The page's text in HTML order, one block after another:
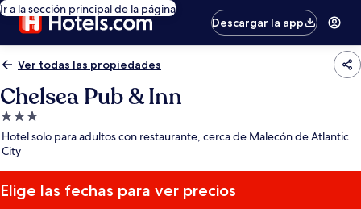
Ir a la sección principal de la página
Descargar la app
Ver todas las propiedades
Chelsea Pub & Inn
Propiedad
de
3.0
estrellas
Hotel solo para adultos con restaurante, cerca de Malecón de Atlantic
City
Elige las fechas para ver precios